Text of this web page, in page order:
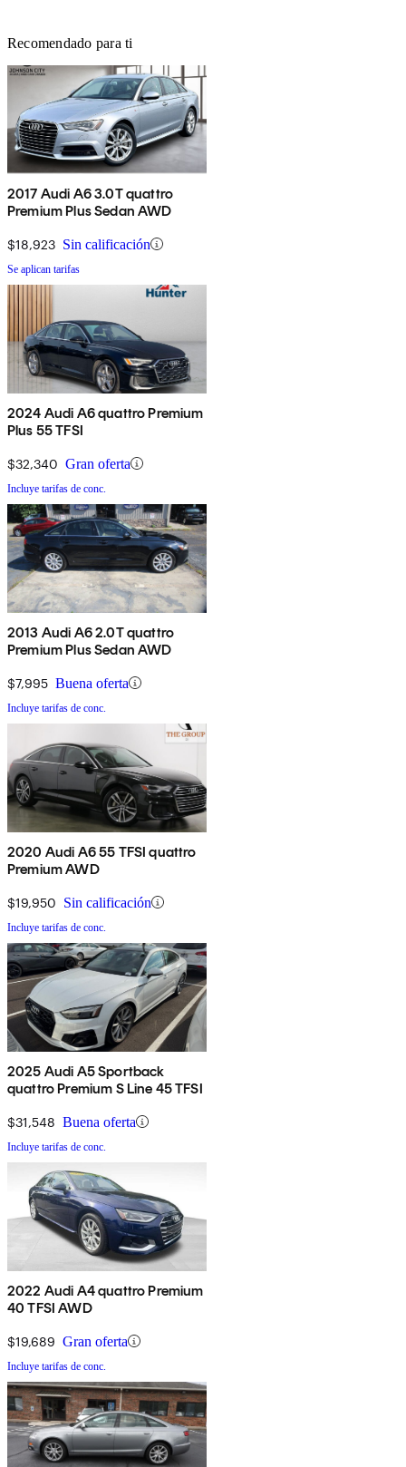
Recomendado para ti
2017 Audi A6 3.0T quattro
Premium Plus Sedan AWD
$18,923 Sin calificación
Se aplican tarifas
2024 Audi A6 quattro Premium
Plus 55 TFSI
$32,340 Gran oferta
Incluye tarifas de conc.
2013 Audi A6 2.0T quattro
Premium Plus Sedan AWD
$7,995 Buena oferta
Incluye tarifas de conc.
2020 Audi A6 55 TFSI quattro
Premium AWD
$19,950 Sin calificación
Incluye tarifas de conc.
2025 Audi A5 Sportback
quattro Premium S Line 45 TFSI
$31,548 Buena oferta
Incluye tarifas de conc.
2022 Audi A4 quattro Premium
40 TFSI AWD
$19,689 Gran oferta
Incluye tarifas de conc.